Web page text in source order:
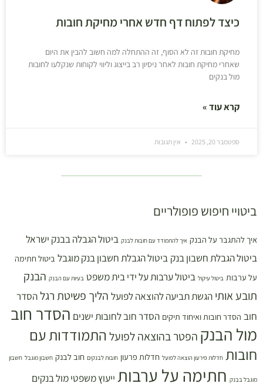
כיצד לפתוח דף חדש אחרי מחיקת חובות
מחיקת חובות זה לא הסוף, זה ההתחלה למה חשוב להבין את היום
שאחרי מחיקת חובות לאחר ניסיון רב בייצוג וליווי לקוחות שנקלעו לחובות
מול בנקים
קרא עוד »
ספטמבר 20, 2025 אין תגובות
ביטויי חיפוש פופולריים
איך להתגבר על הבנק איך להתמודד עם חובות לבנק ביטול הגבלה בבנק ישראל
ביטול הגבלת חשבון בנק ביטול הגבלת חשבון בנק מוגבל ביטול חתימה
על ערבות ביטול עיקול ביטול ערבות על ידי בית משפט בעיות עם הבנק הבנק
תובע אותי הגשת תביעה להוצאה לפועל הליך פשיטת רגל הסדר
חוב הסדר חובות ואיחוד תיקים הסדר חוב לחובות ישנים הסדר חוב
מול הבנק הפטר בהוצאה לפועל התמודדות עם
חובות חדלות פירעון הוצאה לפועל חדלות פרעון חובות לבנקים חוב לבנק חשבון מוגבל חשבון
מוגבל בבנק חתימה על ערבות ייעוץ משפטי מול בנקים